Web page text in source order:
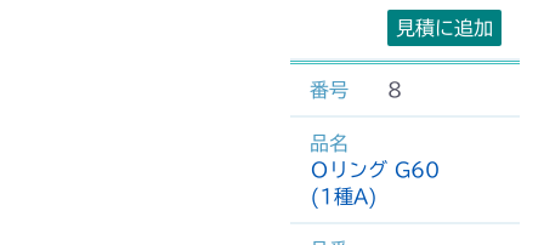
見積に追加
8
Ｏリング G60
(1種A)